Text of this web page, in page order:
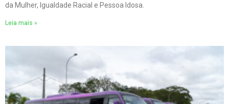
da Mulher, Igualdade Racial e Pessoa Idosa.
Leia mais »